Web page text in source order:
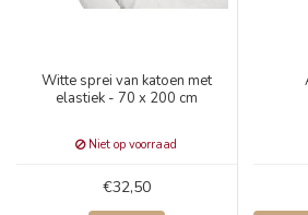
Witte sprei van katoen met
elastiek - 70 x 200 cm
Niet op voorraad
€32,50